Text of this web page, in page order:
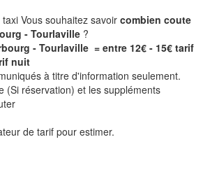
Vous souhaitez savoir combien coute
- Tourlaville ?
- Tourlaville = entre 12€ - 15€ tarif
nuit
à titre d'information seulement.
(Si réservation) et les suppléments
de tarif pour estimer.